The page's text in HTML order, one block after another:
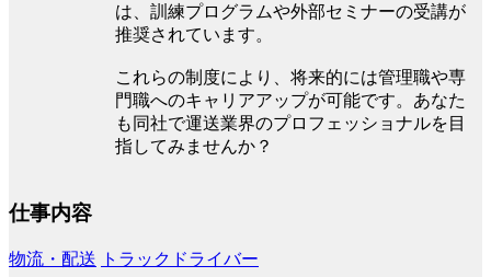
は、訓練プログラムや外部セミナーの受講が
推奨されています。
これらの制度により、将来的には管理職や専
門職へのキャリアアップが可能です。あなた
も同社で運送業界のプロフェッショナルを目
指してみませんか？
仕事内容
物流・配送
トラックドライバー